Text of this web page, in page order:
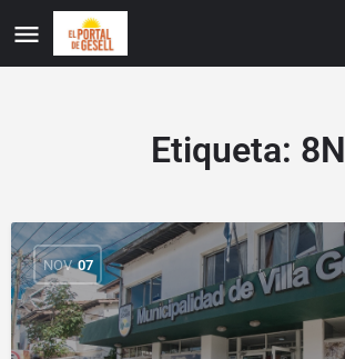
Etiqueta: 8N
NOV 07